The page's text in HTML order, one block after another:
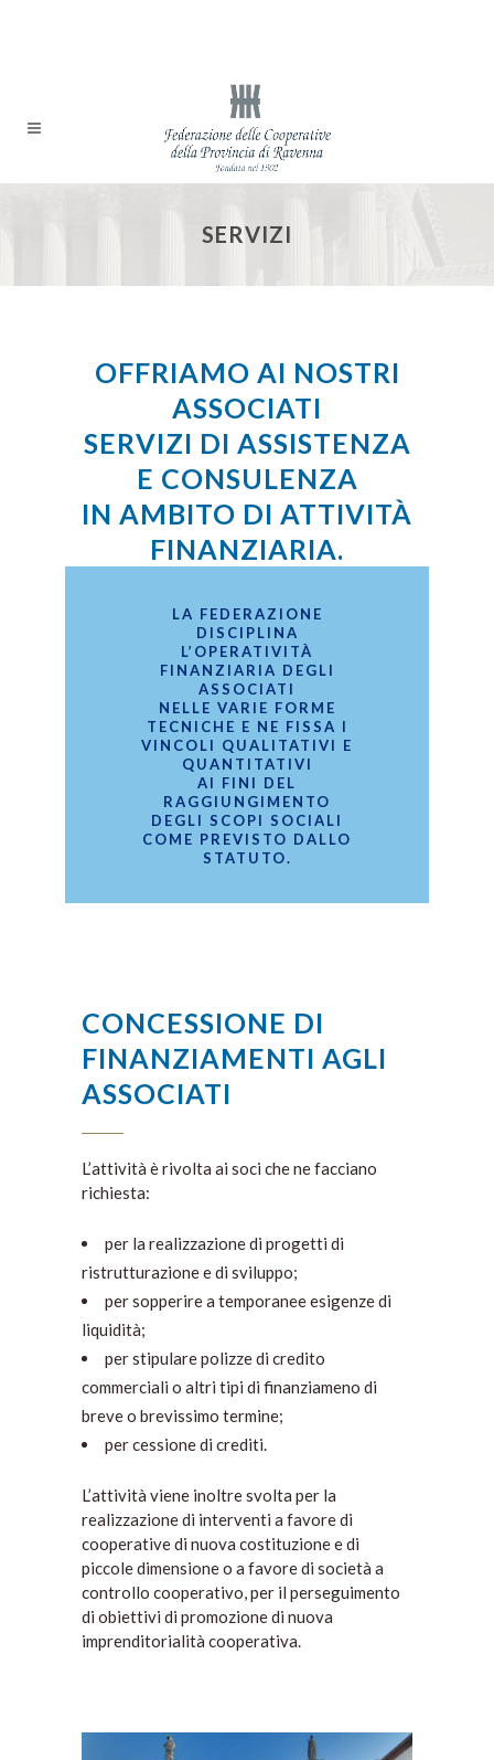
SERVIZI
OFFRIAMO AI NOSTRI
ASSOCIATI
SERVIZI DI ASSISTENZA
E CONSULENZA
IN AMBITO DI ATTIVITÀ
FINANZIARIA.
LA FEDERAZIONE
DISCIPLINA
L’OPERATIVITÀ
FINANZIARIA DEGLI
ASSOCIATI
NELLE VARIE FORME
TECNICHE E NE FISSA I
VINCOLI QUALITATIVI E
QUANTITATIVI
AI FINI DEL
RAGGIUNGIMENTO
DEGLI SCOPI SOCIALI
COME PREVISTO DALLO
STATUTO.
CONCESSIONE DI
FINANZIAMENTI AGLI
ASSOCIATI
L’attività è rivolta ai soci che ne facciano
richiesta:
per la realizzazione di progetti di
ristrutturazione e di sviluppo;
per sopperire a temporanee esigenze di
liquidità;
per stipulare polizze di credito
commerciali o altri tipi di finanziameno di
breve o brevissimo termine;
per cessione di crediti.
L’attività viene inoltre svolta per la
realizzazione di interventi a favore di
cooperative di nuova costituzione e di
piccole dimensione o a favore di società a
controllo cooperativo, per il perseguimento
di obiettivi di promozione di nuova
imprenditorialità cooperativa.